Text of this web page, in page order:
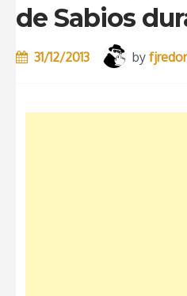
de Sabios
31/12/2013 by